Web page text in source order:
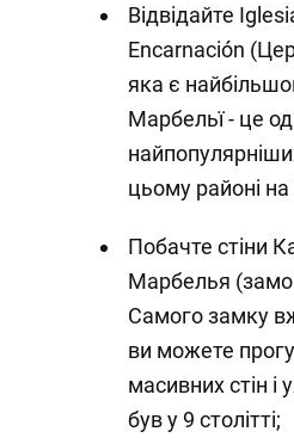
Відвідайте
Encarnación
яка є
Марбельї - це
цьому районі
Побачте стіни
Марбелья
Самого замку
ви можете
масивних стін і
був у 9 столітті;